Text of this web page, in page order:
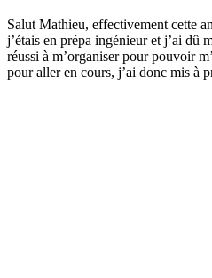
Salut Mathieu, effectivement cette
j’étais en prépa ingénieur et j’ai dû
réussi à m’organiser pour pouvoir
pour aller en cours, j’ai donc mis à